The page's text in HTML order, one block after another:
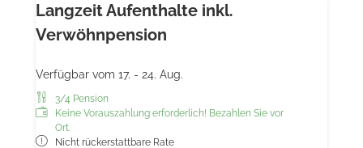
Langzeit Aufenthalte inkl.
Verwöhnpension
Verfügbar vom 17. - 24. Aug.
3/4 Pension
Keine Vorauszahlung erforderlich! Bezahlen Sie vor
Ort.
Nicht rückerstattbare Rate